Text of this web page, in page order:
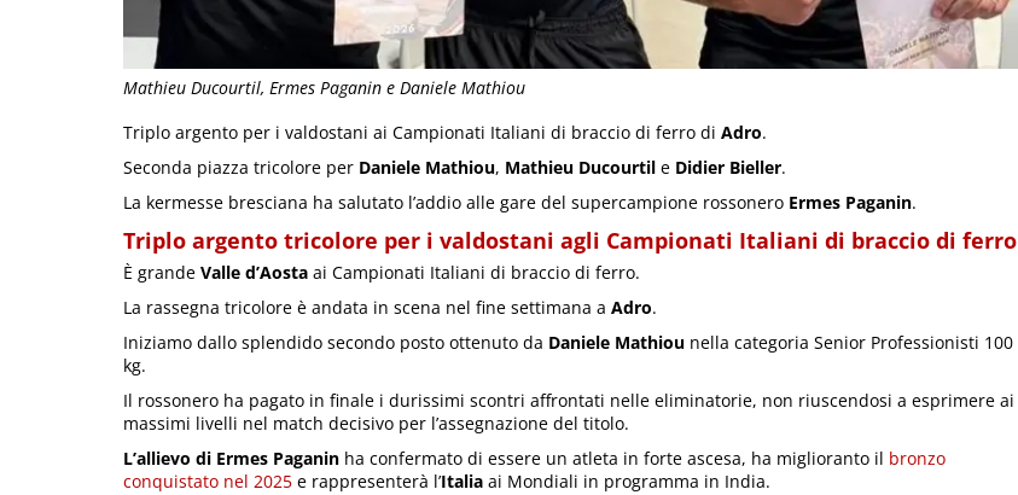
Mathieu Ducourtil, Ermes Paganin e Daniele Mathiou
Triplo argento per i valdostani ai Campionati Italiani di braccio di ferro di Adro.
Seconda piazza tricolore per Daniele Mathiou, Mathieu Ducourtil e Didier Bieller.
La kermesse bresciana ha salutato l’addio alle gare del supercampione rossonero Ermes Paganin.
Triplo argento tricolore per i valdostani agli Campionati Italiani di braccio di ferro
È grande Valle d’Aosta ai Campionati Italiani di braccio di ferro.
La rassegna tricolore è andata in scena nel fine settimana a Adro.
Iniziamo dallo splendido secondo posto ottenuto da Daniele Mathiou nella categoria Senior Professionisti 100
kg.
Il rossonero ha pagato in finale i durissimi scontri affrontati nelle eliminatorie, non riuscendosi a esprimere ai
massimi livelli nel match decisivo per l’assegnazione del titolo.
L’allievo di Ermes Paganin ha confermato di essere un atleta in forte ascesa, ha miglioranto il bronzo
conquistato nel 2025 e rappresenterà l’Italia ai Mondiali in programma in India.